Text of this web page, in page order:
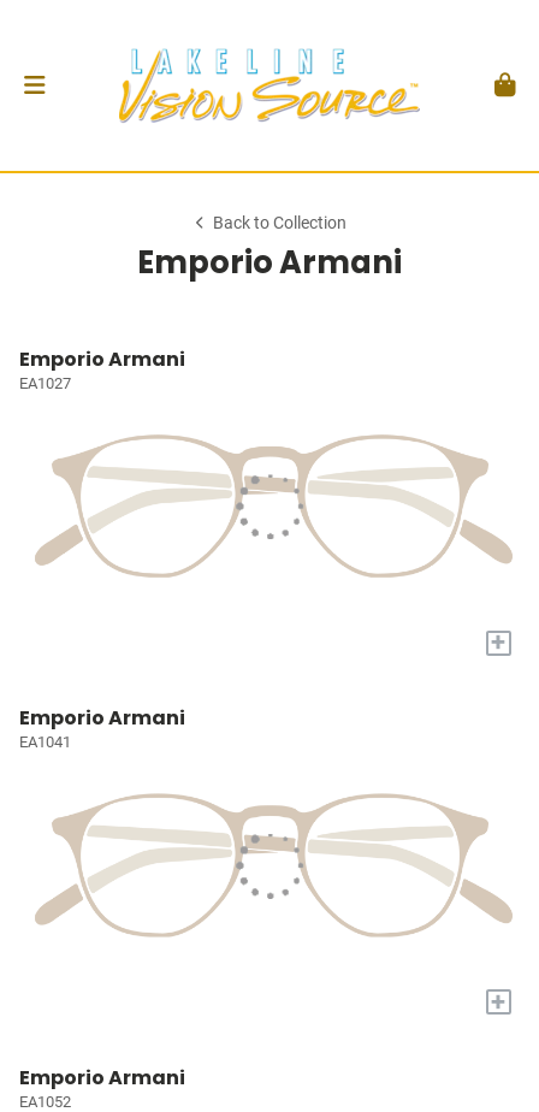
Back to Collection
Emporio Armani
Emporio Armani
EA1027
+
Emporio Armani
EA1041
+
Emporio Armani
EA1052